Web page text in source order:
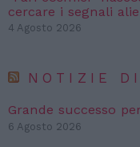
cercare i segnali
4 Agosto 2026
NOTIZIE DI
Grande successo
6 Agosto 2026